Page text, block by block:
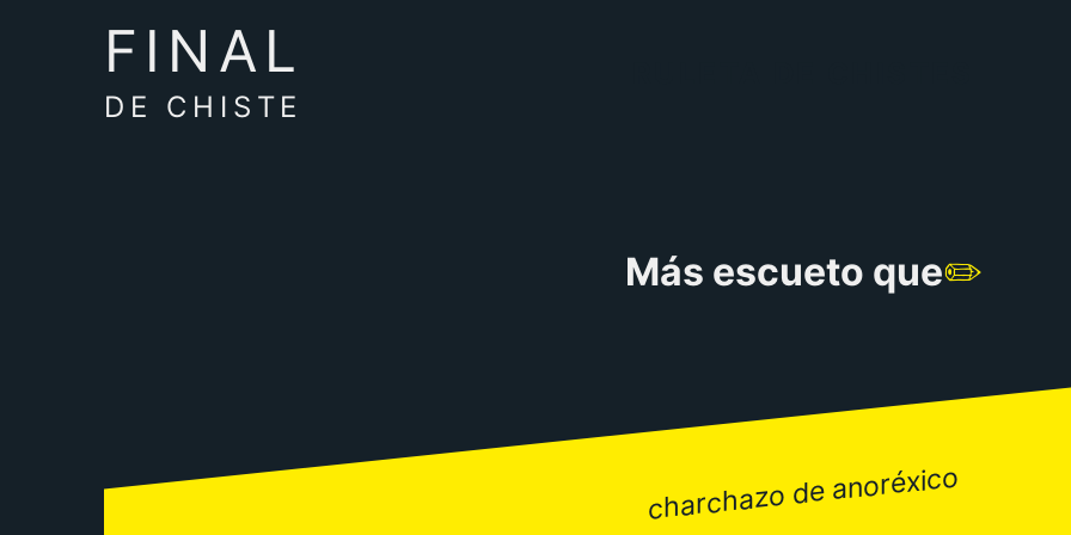
FINAL
DE CHISTE
Más escueto que✏️
charchazo de anoréxico